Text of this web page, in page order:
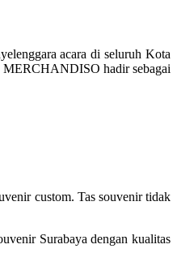
acara di seluruh Kota
MERCHANDISO hadir sebagai
custom. Tas souvenir tidak
Surabaya dengan kualitas